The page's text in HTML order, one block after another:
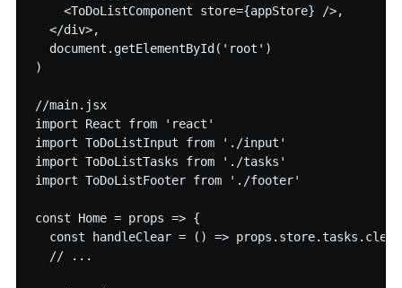
    <ToDoListComponent store={appStore} />,
  </div>,
  document.getElementById('root')
)
//main.jsx
import React from 'react'
import ToDoListInput from './input'
import ToDoListTasks from './tasks'
import ToDoListFooter from './footer'
const Home = props => {
const handleClear = () =>
  // ...